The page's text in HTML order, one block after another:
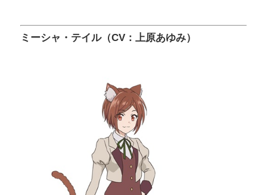
ミーシャ・テイル（CV：上原あゆみ）